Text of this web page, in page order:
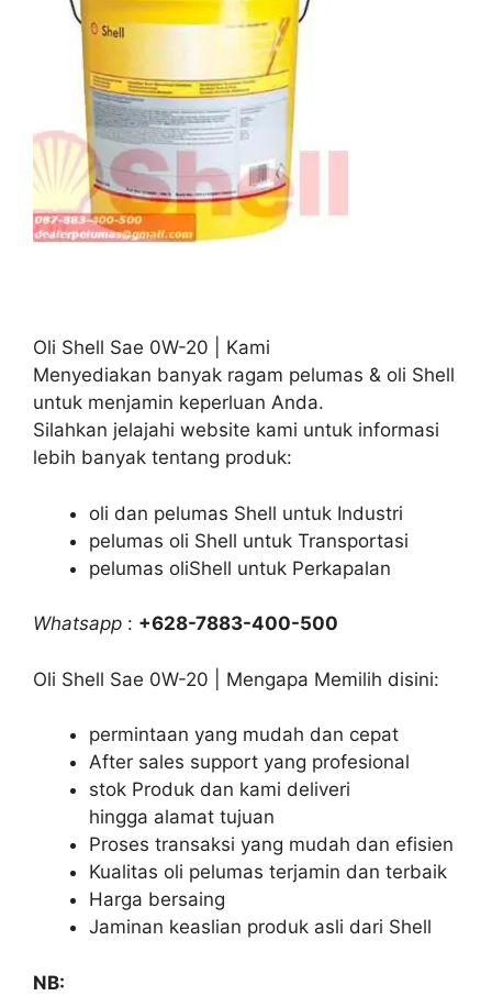
Oli Shell Sae 0W-20 | Kami
Menyediakan banyak ragam pelumas & oli Shell
untuk menjamin keperluan Anda.
Silahkan jelajahi website kami untuk informasi
lebih banyak tentang produk:
oli dan pelumas Shell untuk Industri
pelumas oli Shell untuk Transportasi
pelumas oliShell untuk Perkapalan
Whatsapp : +628-7883-400-500
Oli Shell Sae 0W-20 | Mengapa Memilih disini:
permintaan yang mudah dan cepat
After sales support yang profesional
stok Produk dan kami deliveri
hingga alamat tujuan
Proses transaksi yang mudah dan efisien
Kualitas oli pelumas terjamin dan terbaik
Harga bersaing
Jaminan keaslian produk asli dari Shell
NB: